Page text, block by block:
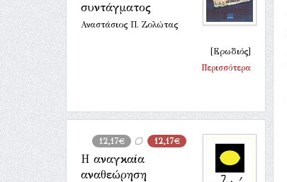
συντάγματος
Αναστάσιος Π. Ζολώτας
[Ερωδιός]
Περισσότερα
12,17€ 12,17€
Η αναγκαία
αναθεώρηση